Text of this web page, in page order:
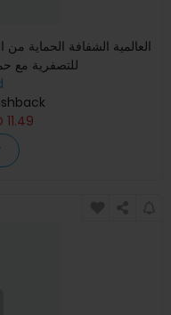
للتصفرية مع
11.49